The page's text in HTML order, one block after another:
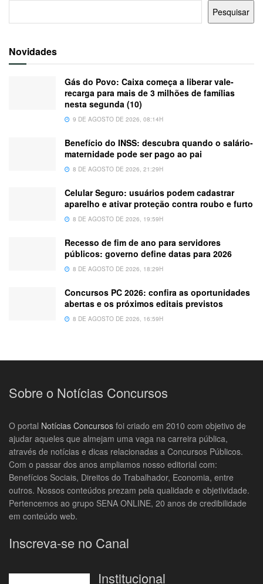
Pesquisar
Novidades
Gás do Povo: Caixa começa a liberar vale-
recarga para mais de 3 milhões de famílias
nesta segunda (10)
9 DE AGOSTO DE 2026, 08:14H
Benefício do INSS: descubra quando o salário-
maternidade pode ser pago ao pai
8 DE AGOSTO DE 2026, 21:29H
Celular Seguro: usuários podem cadastrar
aparelho e ativar proteção contra roubo e furto
8 DE AGOSTO DE 2026, 19:59H
Recesso de fim de ano para servidores
públicos: governo define datas para 2026
8 DE AGOSTO DE 2026, 18:29H
Concursos PC 2026: confira as oportunidades
abertas e os próximos editais previstos
8 DE AGOSTO DE 2026, 16:59H
Sobre o Notícias Concursos
O portal Notícias Concursos foi criado em 2010 com objetivo de
ajudar aqueles que almejam uma vaga na carreira pública,
através de notícias e dicas relacionadas a Concursos Públicos.
Com o passar dos anos ampliamos nosso editorial com:
Benefícios Sociais, Direitos do Trabalhador, Economia, entre
outros. Nossos conteúdos prezam pela qualidade e objetividade.
Pertencemos ao grupo SENA ONLINE, 20 anos de credibilidade
em conteúdo web.
Inscreva-se no Canal
Institucional